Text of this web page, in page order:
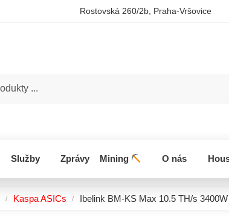
Rostovská 260/2b, Praha-Vršovice
Služby Zprávy Mining O nás
/ Kaspa ASICs / Ibelink BM-KS Max 10.5 TH/s 3400W